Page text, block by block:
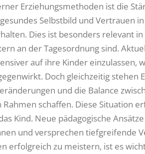
Erziehungsmethoden ist die
Selbstbild und Vertrauen
Dies ist besonders relevant
an der Tagesordnung sind.
auf ihre Kinder
Doch gleichzeitig stehen
und die Balance
schaffen. Diese Situation
Kind. Neue pädagogische
und versprechen tiefgreifende
erfolgreich zu meistern, ist es